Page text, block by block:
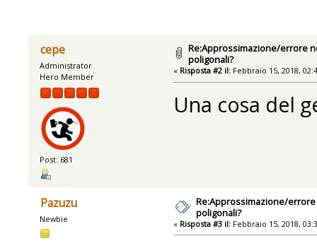
cepe
Administrator
Hero Member
Post: 681
Re:Approssimazione/errore
poligonali?
« Risposta #2 il:Febbraio 15, 2018,
Una cosa del
Pazuzu
Newbie
Re:Approssimazione/
poligonali?
« Risposta #3 il:Febbraio 15, 2018,